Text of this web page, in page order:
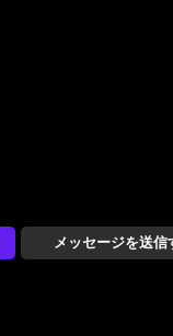
メッセージを送信